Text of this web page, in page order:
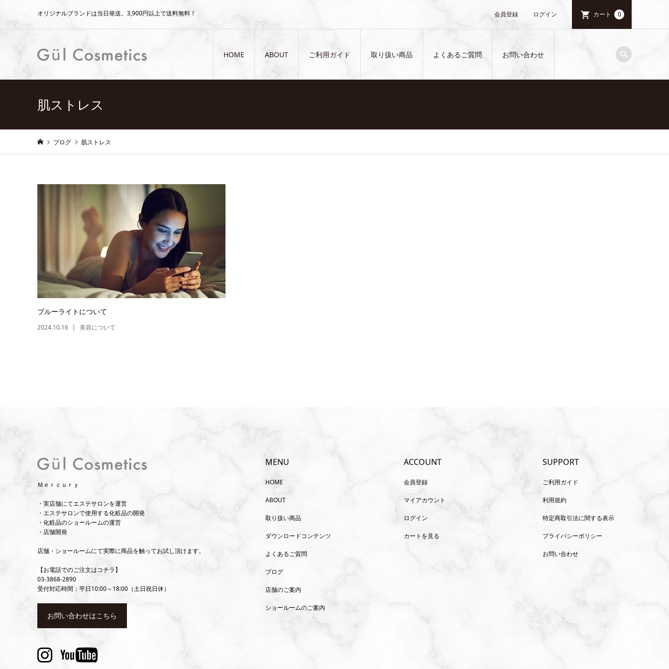
オリジナルブランドは当日発送。3,900円以上で送料無料！ 会員登録 ログイン カート 0
HOME ABOUT ご利用ガイド 取り扱い商品 よくあるご質問 お問い合わせ
肌ストレス
ブログ 肌ストレス
ブルーライトについて
2024.10.16 美容について
Ｍｅｒｃｕｒｙ
・実店舗にてエステサロンを運営
・エステサロンで使用する化粧品の開発
・化粧品のショールームの運営
・店舗開発
店舗・ショールームにて実際に商品を触ってお試し頂けます。
【お電話でのご注文はコチラ】
03-3868-2890
受付対応時間：平日10:00～18:00（土日祝日休）
お問い合わせはこちら
MENU
HOME
ABOUT
取り扱い商品
ダウンロードコンテンツ
よくあるご質問
ブログ
店舗のご案内
ショールームのご案内
ACCOUNT
会員登録
マイアカウント
ログイン
カートを見る
SUPPORT
ご利用ガイド
利用規約
特定商取引法に関する表示
プライバシーポリシー
お問い合わせ